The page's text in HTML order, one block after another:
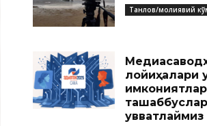
Танлов/молиявий
лойиҳалари
қувватлаймиз